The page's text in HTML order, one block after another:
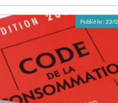
Publié le :23/